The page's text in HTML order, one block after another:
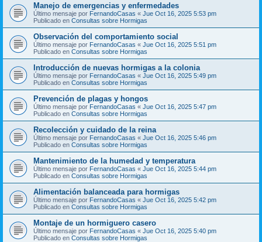
Manejo de emergencias y enfermedades
Último mensaje por FernandoCasas « Jue Oct 16, 2025 5:53 pm
Publicado en Consultas sobre Hormigas
Observación del comportamiento social
Último mensaje por FernandoCasas « Jue Oct 16, 2025 5:51 pm
Publicado en Consultas sobre Hormigas
Introducción de nuevas hormigas a la colonia
Último mensaje por FernandoCasas « Jue Oct 16, 2025 5:49 pm
Publicado en Consultas sobre Hormigas
Prevención de plagas y hongos
Último mensaje por FernandoCasas « Jue Oct 16, 2025 5:47 pm
Publicado en Consultas sobre Hormigas
Recolección y cuidado de la reina
Último mensaje por FernandoCasas « Jue Oct 16, 2025 5:46 pm
Publicado en Consultas sobre Hormigas
Mantenimiento de la humedad y temperatura
Último mensaje por FernandoCasas « Jue Oct 16, 2025 5:44 pm
Publicado en Consultas sobre Hormigas
Alimentación balanceada para hormigas
Último mensaje por FernandoCasas « Jue Oct 16, 2025 5:42 pm
Publicado en Consultas sobre Hormigas
Montaje de un hormiguero casero
Último mensaje por FernandoCasas « Jue Oct 16, 2025 5:40 pm
Publicado en Consultas sobre Hormigas